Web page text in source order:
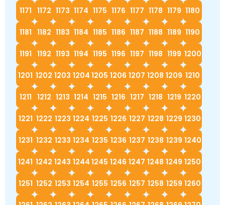
1171 1172 1173 1174 1175 1176 1177 1178 1179 1180
1181 1182 1183 1184 1185 1186 1187 1188 1189 1190
1191 1192 1193 1194 1195 1196 1197 1198 1199 1200
1201 1202 1203 1204 1205 1206 1207 1208 1209 1210
1211 1212 1213 1214 1215 1216 1217 1218 1219 1220
1221 1222 1223 1224 1225 1226 1227 1228 1229 1230
1231 1232 1233 1234 1235 1236 1237 1238 1239 1240
1241 1242 1243 1244 1245 1246 1247 1248 1249 1250
1251 1252 1253 1254 1255 1256 1257 1258 1259 1260